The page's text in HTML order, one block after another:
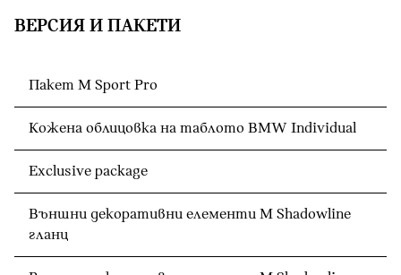
ВЕРСИЯ И ПАКЕТИ
Пакет M Sport Pro
Кожена облицовка на таблото BMW Individual
Exclusive package
Външни декоративни елементи M Shadowline
гланц